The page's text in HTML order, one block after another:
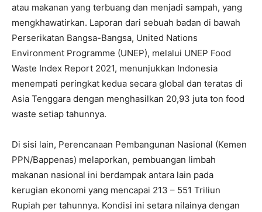
atau makanan yang terbuang dan menjadi sampah, yang
mengkhawatirkan. Laporan dari sebuah badan di bawah
Perserikatan Bangsa-Bangsa, United Nations
Environment Programme (UNEP), melalui UNEP Food
Waste Index Report 2021, menunjukkan Indonesia
menempati peringkat kedua secara global dan teratas di
Asia Tenggara dengan menghasilkan 20,93 juta ton food
waste setiap tahunnya.
Di sisi lain, Perencanaan Pembangunan Nasional (Kemen
PPN/Bappenas) melaporkan, pembuangan limbah
makanan nasional ini berdampak antara lain pada
kerugian ekonomi yang mencapai 213 – 551 Triliun
Rupiah per tahunnya. Kondisi ini setara nilainya dengan